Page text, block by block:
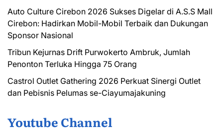
Auto Culture Cirebon 2026 Sukses Digelar di A.S.S Mall
Cirebon: Hadirkan Mobil-Mobil Terbaik dan Dukungan
Sponsor Nasional
Tribun Kejurnas Drift Purwokerto Ambruk, Jumlah
Penonton Terluka Hingga 75 Orang
Castrol Outlet Gathering 2026 Perkuat Sinergi Outlet
dan Pebisnis Pelumas se-Ciayumajakuning
Youtube Channel